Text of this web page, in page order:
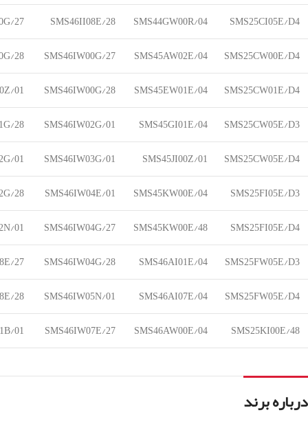
SMS25CI05E/D4
SMS44GW00R/04
SMS46II08E/28
27
SMS25CW00E/D4
SMS45AW02E/04
SMS46IW00G/27
28
SMS25CW01E/D4
SMS45EW01E/04
SMS46IW00G/28
01
SMS25CW05E/D3
SMS45GI01E/04
SMS46IW02G/01
28
SMS25CW05E/D4
SMS45JI00Z/01
SMS46IW03G/01
01
SMS25FI05E/D3
SMS45KW00E/04
SMS46IW04E/01
28
SMS25FI05E/D4
SMS45KW00E/48
SMS46IW04G/27
01
SMS25FW05E/D3
SMS46AI01E/04
SMS46IW04G/28
27
SMS25FW05E/D4
SMS46AI07E/04
SMS46IW05N/01
28
SMS25KI00E/48
SMS46AW00E/04
SMS46IW07E/27
01
درباره برند